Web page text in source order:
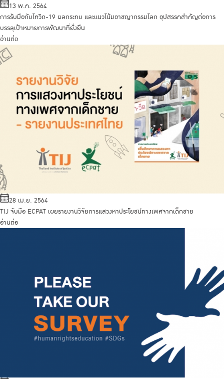
13 พ.ค. 2564
การรับมือกับโควิด-19 ผลกระทบ และแนวโน้มอาชญากรรมโลก อุปสรรคสำคัญต่อการ
บรรลุเป้าหมายการพัฒนาที่ยั่งยืน
อ่านต่อ
28 เม.ย. 2564
TIJ จับมือ ECPAT เผยรายงานวิจัยการแสวงหาประโยชน์ทางเพศจากเด็กชาย
อ่านต่อ